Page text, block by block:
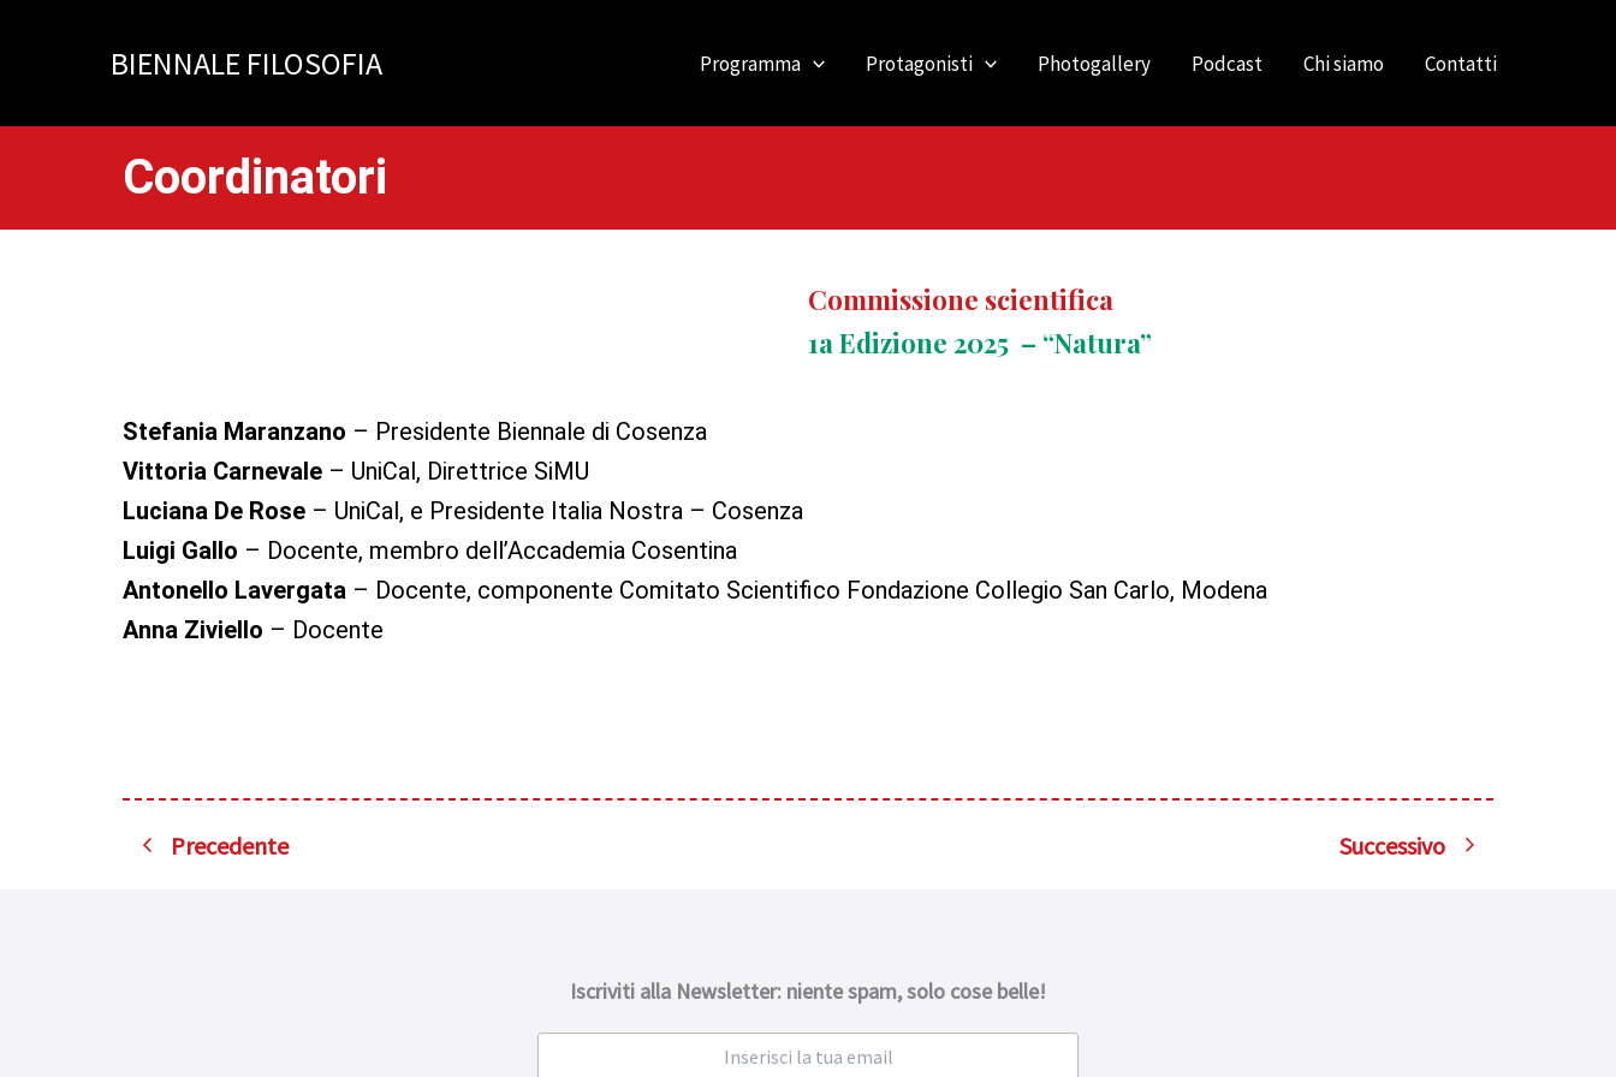
BIENNALE FILOSOFIA Programma Protagonisti Photogallery Podcast Chi siamo Contatti
Coordinatori
Commissione scientifica
1a Edizione 2025 – “Natura”
Stefania Maranzano – Presidente Biennale di Cosenza
Vittoria Carnevale – UniCal, Direttrice SiMU
Luciana De Rose – UniCal, e Presidente Italia Nostra – Cosenza
Luigi Gallo – Docente, membro dell’Accademia Cosentina
Antonello Lavergata – Docente, componente Comitato Scientifico Fondazione Collegio San Carlo, Modena
Anna Ziviello – Docente
Precedente Successivo
Iscriviti alla Newsletter: niente spam, solo cose belle!